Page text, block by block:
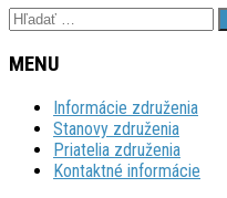
Hľadať:
MENU
Informácie združenia
Stanovy združenia
Priatelia združenia
Kontaktné informácie